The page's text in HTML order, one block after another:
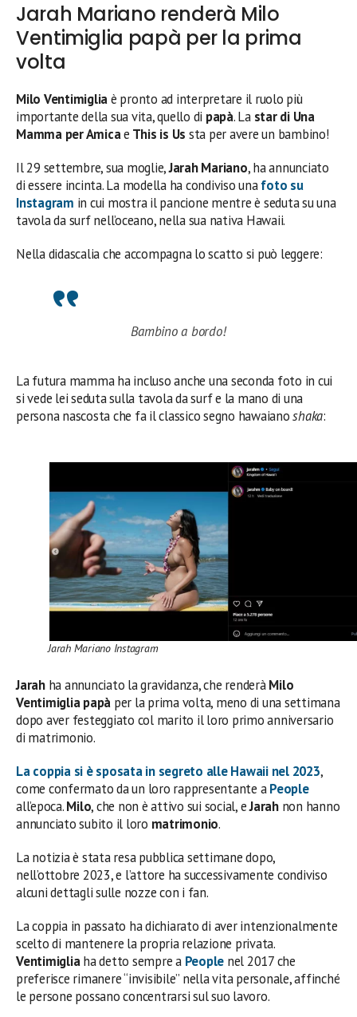
Jarah Mariano renderà Milo
Ventimiglia papà per la prima
volta
Milo Ventimigliaè pronto ad interpretare il ruolo più
importante della sua vita, quello di papà. La star di Una
Mamma per Amicae This is Us sta per avere un bambino!
Il 29 settembre, sua moglie,Jarah Mariano, ha annunciato
di essere incinta. La modella ha condiviso unafoto su
Instagram in cui mostra il pancione mentre è seduta su una
tavola da surf nell’oceano, nella sua nativa Hawaii.
Nella didascalia che accompagna lo scatto si può leggere:
Bambino a bordo!
La futura mamma ha incluso anche una seconda foto in cui
si vede lei seduta sulla tavola da surf e la mano di una
persona nascosta che fa il classico segno hawaianoshaka:
Jarah Mariano Instagram
Jarahha annunciato la gravidanza, che renderàMilo
Ventimiglia papà per la prima volta, meno di una settimana
dopo aver festeggiato col marito il loro primo anniversario
di matrimonio.
La coppia si è sposata in segreto alle Hawaii nel 2023,
come confermato da un loro rappresentante aPeople
all’epoca.Milo, che non è attivo sui social, eJarahnon hanno
annunciato subito il loro matrimonio.
La notizia è stata resa pubblica settimane dopo,
nell’ottobre 2023, e l’attore ha successivamente condiviso
alcuni dettagli sulle nozze con i fan.
La coppia in passato ha dichiarato di aver intenzionalmente
scelto di mantenere la propria relazione privata.
Ventimigliaha detto sempre a People nel 2017 che
preferisce rimanere “invisibile” nella vita personale, affinché
le persone possano concentrarsi sul suo lavoro.